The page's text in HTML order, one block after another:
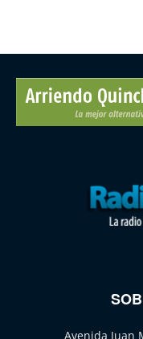
Avenida Juan